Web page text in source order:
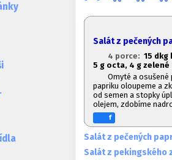
Salát z pečených
4 porce: 15 dkg
5 g octa, 4 g zelené
Omyté a osušené
papriku oloupeme a
od semen a stopky
olejem, zdobíme
f
Salát z pečených
Salát z pekingského